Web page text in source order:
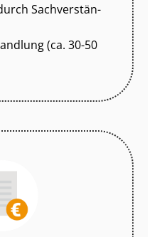
Sach­ver­stän­
(ca. 30-50